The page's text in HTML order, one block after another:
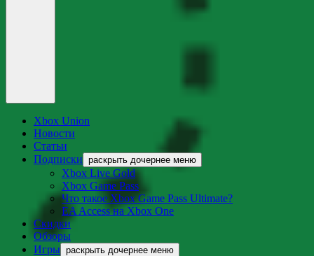
Xbox Union
Новости
Статьи
Подписки раскрыть дочернее меню
Xbox Live Gold
Xbox Game Pass
Что такое Xbox Game Pass Ultimate?
EA Access на Xbox One
Скидки
Обзоры
Игры раскрыть дочернее меню